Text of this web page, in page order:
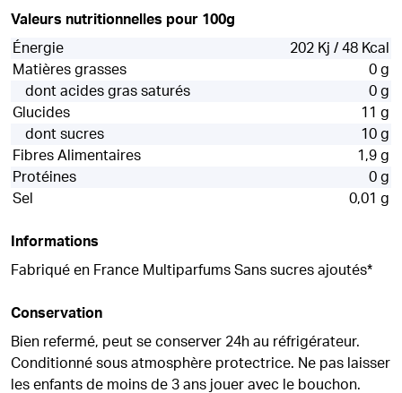
Valeurs nutritionnelles pour 100g
Énergie
202 Kj / 48 Kcal
Matières grasses
0 g
dont acides gras saturés
0 g
Glucides
11 g
dont sucres
10 g
Fibres Alimentaires
1,9 g
Protéines
0 g
Sel
0,01 g
Informations
Fabriqué en France Multiparfums Sans sucres ajoutés*
Conservation
Bien refermé, peut se conserver 24h au réfrigérateur.
Conditionné sous atmosphère protectrice. Ne pas laisser
les enfants de moins de 3 ans jouer avec le bouchon.